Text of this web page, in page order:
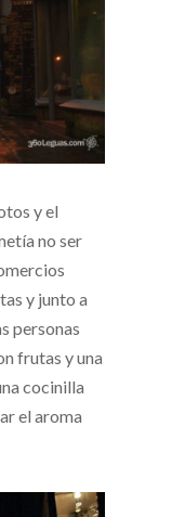
y el
no ser
y junto a
personas
frutas y una
cocinilla
el aroma